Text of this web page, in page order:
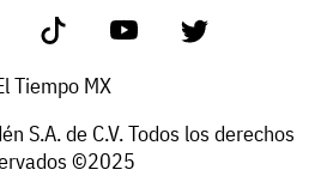
Tiempo MX
S.A. de C.V. Todos los derechos
©2025